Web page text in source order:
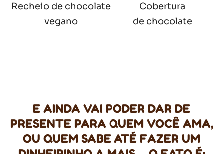
Recheio de chocolate
vegano
Cobertura
de chocolate
E AINDA VAI PODER DAR DE
PRESENTE PARA QUEM VOCÊ AMA,
OU QUEM SABE ATÉ FAZER UM